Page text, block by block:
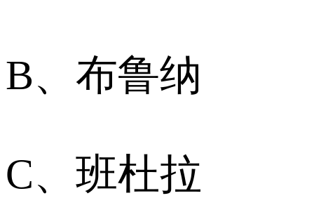
B、布鲁纳
C、班杜拉